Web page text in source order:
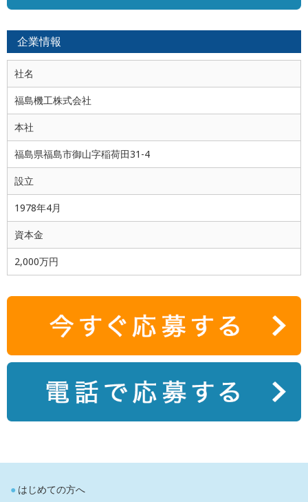
企業情報
社名
福島機工株式会社
本社
福島県福島市御山字稲荷田31-4
設立
1978年4月
資本金
2,000万円
はじめての方へ